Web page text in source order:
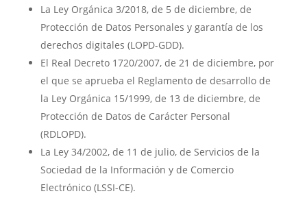
La Ley Orgánica 3/2018, de 5 de diciembre, de
Protección de Datos Personales y garantía de los
derechos digitales (LOPD-GDD).
El Real Decreto 1720/2007, de 21 de diciembre, por
el que se aprueba el Reglamento de desarrollo de
la Ley Orgánica 15/1999, de 13 de diciembre, de
Protección de Datos de Carácter Personal
(RDLOPD).
La Ley 34/2002, de 11 de julio, de Servicios de la
Sociedad de la Información y de Comercio
Electrónico (LSSI-CE).